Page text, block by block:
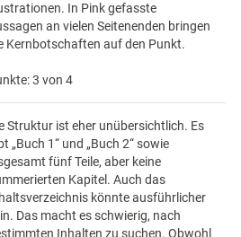
In Pink gefasste
an vielen Seitenenden bringen
Kernbotschaften auf den Punkt.
3 von 4
Struktur ist eher unübersichtlich. Es
„Buch 1“ und „Buch 2“ sowie
fünf Teile, aber keine
Kapitel. Auch das
könnte ausführlicher
Das macht es schwierig, nach
Inhalten zu suchen. Obwohl